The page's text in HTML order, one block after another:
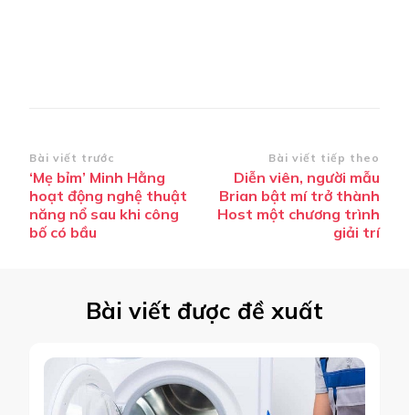
Điều
hướng
bài
viết
Bài viết trước
‘Mẹ bỉm’ Minh Hằng
hoạt động nghệ thuật
năng nổ sau khi công
bố có bầu
Bài viết tiếp theo
Diễn viên, người mẫu
Brian bật mí trở thành
Host một chương trình
giải trí
Bài viết được đề xuất